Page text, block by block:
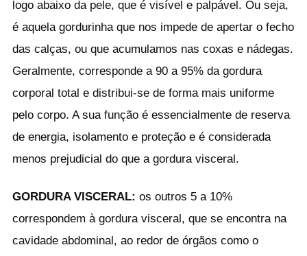
logo abaixo da pele, que é visível e palpável. Ou seja,
é aquela gordurinha que nos impede de apertar o fecho
das calças, ou que acumulamos nas coxas e nádegas.
Geralmente, corresponde a 90 a 95% da gordura
corporal total e distribui-se de forma mais uniforme
pelo corpo. A sua função é essencialmente de reserva
de energia, isolamento e proteção e é considerada
menos prejudicial do que a gordura visceral.
GORDURA VISCERAL: os outros 5 a 10%
correspondem à gordura visceral, que se encontra na
cavidade abdominal, ao redor de órgãos como o